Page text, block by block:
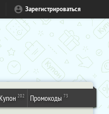
Зарегистрироваться
202 Промокоды 73